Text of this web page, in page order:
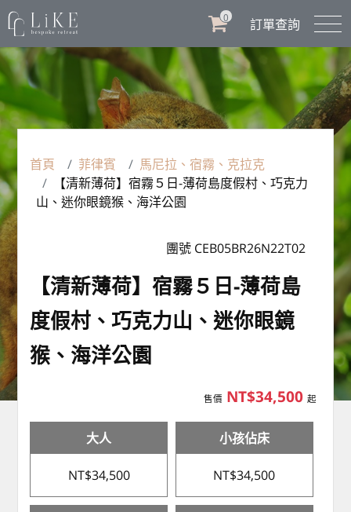
0 訂單查詢
首頁 菲律賓
馬尼拉、宿霧、克拉克
【清新薄荷】宿霧５日-薄荷島度假村、巧克力
山、迷你眼鏡猴、海洋公園
團號 CEB05BR26N22T02
【清新薄荷】宿霧５日-薄荷島
度假村、巧克力山、迷你眼鏡
猴、海洋公園
售價 NT$34,500 起
大人
NT$34,500
小孩佔床
NT$34,500